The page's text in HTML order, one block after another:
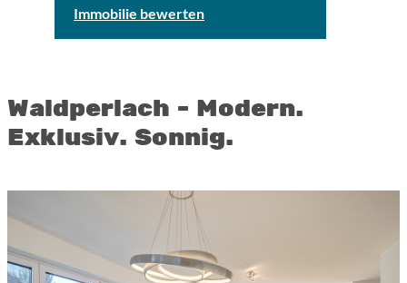
Immobilie bewerten
Waldperlach - Modern.
Exklusiv. Sonnig.